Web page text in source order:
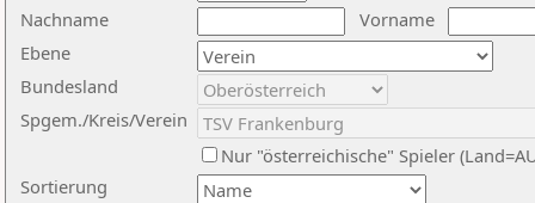
Nachname
Vorname
Ebene
Sortierung
Bundesland
Spgem./Kreis/Verein
Nur "österreichische" Spieler